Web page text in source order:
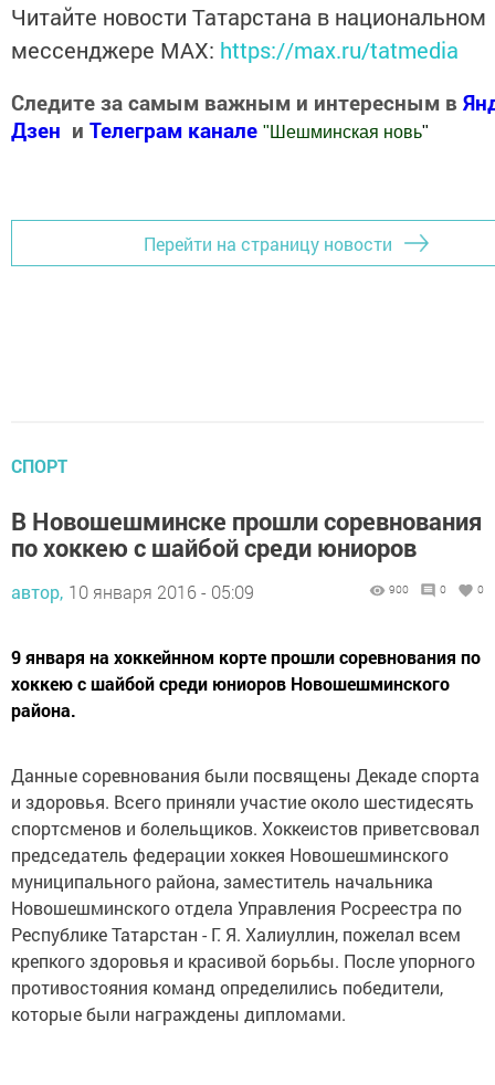
Читайте новости Татарстана в национальном
мессенджере MАХ: https://max.ru/tatmedia
Следите за самым важным и интересным в
Дзен и Телеграм канале " Шешминская новь"
Перейти на страницу новости
СПОРТ
В Новошешминске прошли соревнования
по хоккею с шайбой среди юниоров
автор, 10 января 2016 - 05:09 900 0 0
9 января на хоккейнном корте прошли соревнования по
хоккею с шайбой среди юниоров Новошешминского
района.
Данные соревнования были посвящены Декаде спорта
и здоровья. Всего приняли участие около шестидесять
спортсменов и болельщиков. Хоккеистов приветсвовал
председатель федерации хоккея Новошешминского
муниципального района, заместитель начальника
Новошешминского отдела Управления Росреестра по
Республике Татарстан - Г. Я. Халиуллин, пожелал всем
крепкого здоровья и красивой борьбы. После упорного
противостояния команд определились победители,
которые были награждены дипломами.